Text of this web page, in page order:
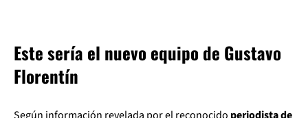
Este sería el nuevo equipo de Gustavo
Florentín